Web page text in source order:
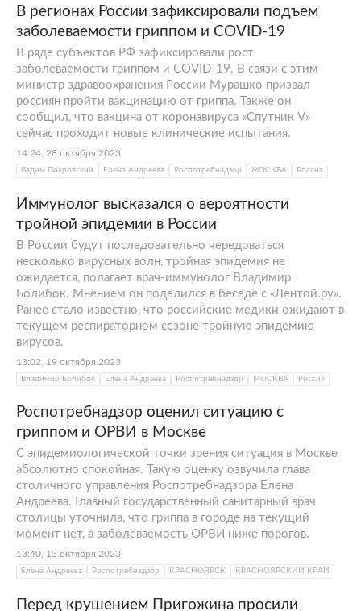
В регионах России зафиксировали подъем
заболеваемости гриппом и COVID-19
В ряде субъектов РФ зафиксировали рост
заболеваемости гриппом и COVID-19. В связи с этим
министр здравоохранения России Мурашко призвал
россиян пройти вакцинацию от гриппа. Также он
сообщил, что вакцина от коронавируса «Спутник V»
сейчас проходит новые клинические испытания.
14:24, 28 октября 2023
Вадим Покровский Елена Андреева Роспотребнадзор МОСКВА Россия
Иммунолог высказался о вероятности
тройной эпидемии в России
В России будут последовательно чередоваться
несколько вирусных волн, тройная эпидемия не
ожидается, полагает врач-иммунолог Владимир
Болибок. Мнением он поделился в беседе с «Лентой.ру».
Ранее стало известно, что российские медики ожидают в
текущем респираторном сезоне тройную эпидемию
вирусов.
13:02, 19 октября 2023
Владимир Болибок Елена Андреева Роспотребнадзор МОСКВА Россия
Роспотребнадзор оценил ситуацию с
гриппом и ОРВИ в Москве
С эпидемиологической точки зрения ситуация в Москве
абсолютно спокойная. Такую оценку озвучила глава
столичного управления Роспотребнадзора Елена
Андреева. Главный государственный санитарный врач
столицы уточнила, что гриппа в городе на текущий
момент нет, а заболеваемость ОРВИ ниже порогов.
13:40, 13 октября 2023
Елена Андреева Роспотребнадзор КРАСНОЯРСК КРАСНОЯРСКИЙ КРАЙ
Перед крушением Пригожина просили